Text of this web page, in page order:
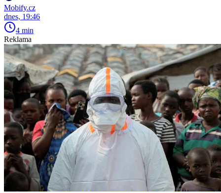
Mobify.cz
dnes, 19:46
4 min
Reklama